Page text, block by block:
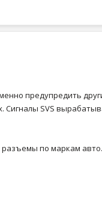
предупредить
SVS
по маркам авто.